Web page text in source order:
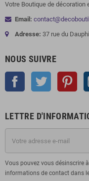
Votre Boutique de décoration
Email:
Adresse: 37 rue du
NOUS SUIVRE
Facebook Twitter
LETTRE
Vous pouvez vous désinscrire
informations de contact dans